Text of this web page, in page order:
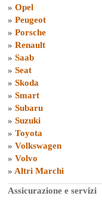
» Opel
» Peugeot
» Porsche
» Renault
» Saab
» Seat
» Skoda
» Smart
» Subaru
» Suzuki
» Toyota
» Volkswagen
» Volvo
» Altri Marchi
Assicurazione e servizi